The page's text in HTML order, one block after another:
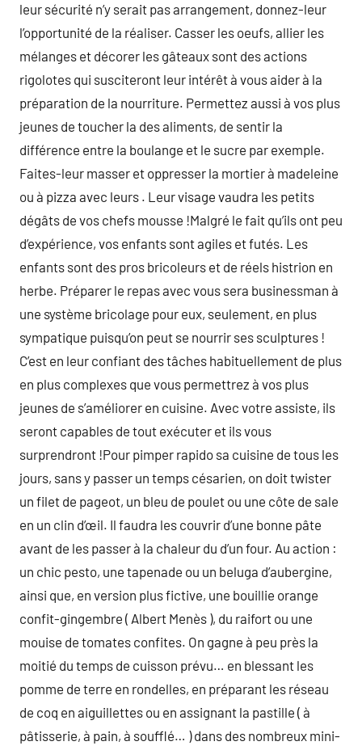
leur sécurité n’y serait pas arrangement, donnez-leur
l’opportunité de la réaliser. Casser les oeufs, allier les
mélanges et décorer les gâteaux sont des actions
rigolotes qui susciteront leur intérêt à vous aider à la
préparation de la nourriture. Permettez aussi à vos plus
jeunes de toucher la des aliments, de sentir la
différence entre la boulange et le sucre par exemple.
Faites-leur masser et oppresser la mortier à madeleine
ou à pizza avec leurs . Leur visage vaudra les petits
dégâts de vos chefs mousse !Malgré le fait qu’ils ont peu
d’expérience, vos enfants sont agiles et futés. Les
enfants sont des pros bricoleurs et de réels histrion en
herbe. Préparer le repas avec vous sera businessman à
une système bricolage pour eux, seulement, en plus
sympatique puisqu’on peut se nourrir ses sculptures !
C’est en leur confiant des tâches habituellement de plus
en plus complexes que vous permettrez à vos plus
jeunes de s’améliorer en cuisine. Avec votre assiste, ils
seront capables de tout exécuter et ils vous
surprendront !Pour pimper rapido sa cuisine de tous les
jours, sans y passer un temps césarien, on doit twister
un filet de pageot, un bleu de poulet ou une côte de sale
en un clin d’œil. Il faudra les couvrir d’une bonne pâte
avant de les passer à la chaleur du d’un four. Au action :
un chic pesto, une tapenade ou un beluga d’aubergine,
ainsi que, en version plus fictive, une bouillie orange
confit-gingembre ( Albert Menès ), du raifort ou une
mouise de tomates confites. On gagne à peu près la
moitié du temps de cuisson prévu… en blessant les
pomme de terre en rondelles, en préparant les réseau
de coq en aiguillettes ou en assignant la pastille ( à
pâtisserie, à pain, à soufflé… ) dans des nombreux mini-